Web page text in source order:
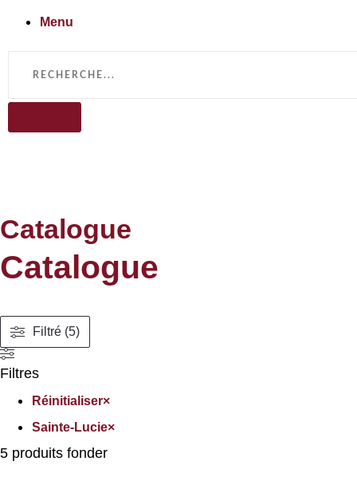
Menu
Catalogue
Catalogue
Filtré (5)
Filtres
Réinitialiser×
Sainte-Lucie×
5 produits fonder